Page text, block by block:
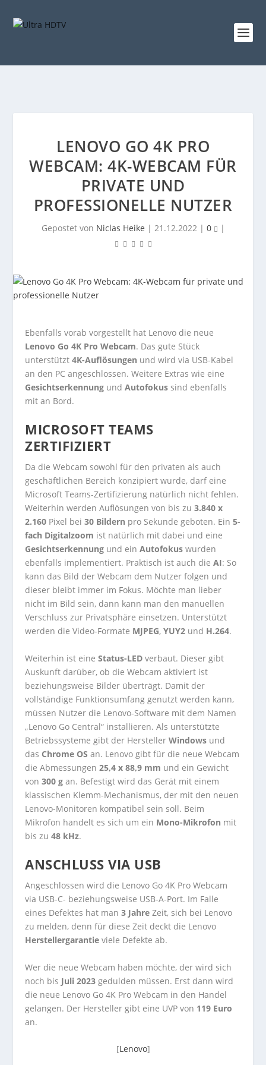
LENOVO GO 4K PRO
WEBCAM: 4K-WEBCAM FÜR
PRIVATE UND
PROFESSIONELLE NUTZER
Gepostet von Niclas Heike | 21.12.2022| 0 |
Ebenfalls vorab vorgestellt hat Lenovo die neue
Lenovo Go 4K Pro Webcam. Das gute Stück
unterstützt4K-Auflösungen und wird via USB-Kabel
an den PC angeschlossen. Weitere Extras wie eine
Gesichtserkennung undAutofokus sind ebenfalls
mit an Bord.
MICROSOFT TEAMS
ZERTIFIZIERT
Da die Webcam sowohl für den privaten als auch
geschäftlichen Bereich konzipiert wurde, darf eine
Microsoft Teams-Zertifizierung natürlich nicht fehlen.
Weiterhin werden Auflösungen von bis zu3.840 x
2.160 Pixel bei 30 Bildern pro Sekunde geboten. Ein5-
fach Digitalzoom ist natürlich mit dabei und eine
Gesichtserkennung und einAutofokus wurden
ebenfalls implementiert. Praktisch ist auch die AI: So
kann das Bild der Webcam dem Nutzer folgen und
dieser bleibt immer im Fokus. Möchte man lieber
nicht im Bild sein, dann kann man den manuellen
Verschluss zur Privatsphäre einsetzen. Unterstützt
werden die Video-Formate MJPEG,YUY2 und H.264.
Weiterhin ist eineStatus-LED verbaut. Dieser gibt
Auskunft darüber, ob die Webcam aktiviert ist
beziehungsweise Bilder überträgt. Damit der
vollständige Funktionsumfang genutzt werden kann,
müssen Nutzer die Lenovo-Software mit dem Namen
„Lenovo Go Central“ installieren. Als unterstützte
Betriebssysteme gibt der HerstellerWindows und
das Chrome OS an. Lenovo gibt für die neue Webcam
die Abmessungen25,4 x 88,9 mm und ein Gewicht
von300 gan. Befestigt wird das Gerät mit einem
klassischen Klemm-Mechanismus, der mit den neuen
Lenovo-Monitoren kompatibel sein soll. Beim
Mikrofon handelt es sich um ein Mono-Mikrofon mit
bis zu48 kHz.
ANSCHLUSS VIA USB
Angeschlossen wird die Lenovo Go 4K Pro Webcam
via USB-C- beziehungsweise USB-A-Port. Im Falle
eines Defektes hat man3 Jahre Zeit, sich bei Lenovo
zu melden, denn für diese Zeit deckt die Lenovo
Herstellergarantieviele Defekte ab.
Wer die neue Webcam haben möchte, der wird sich
noch bis Juli 2023 gedulden müssen. Erst dann wird
die neue Lenovo Go 4K Pro Webcam in den Handel
gelangen. Der Hersteller gibt eine UVP von 119 Euro
an.
[Lenovo]